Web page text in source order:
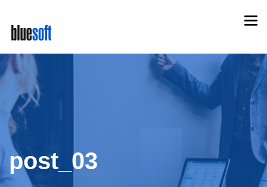
main
content
post_03